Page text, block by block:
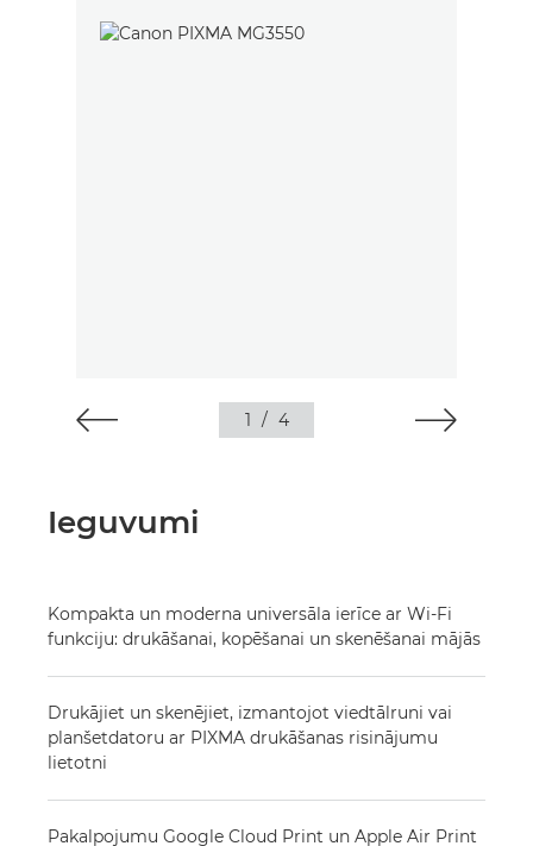
1 / 4
Ieguvumi
Kompakta un moderna universāla ierīce ar Wi-Fi
funkciju: drukāšanai, kopēšanai un skenēšanai mājās
Drukājiet un skenējiet, izmantojot viedtālruni vai
planšetdatoru ar PIXMA drukāšanas risinājumu
lietotni
Pakalpojumu Google Cloud Print un Apple Air Print